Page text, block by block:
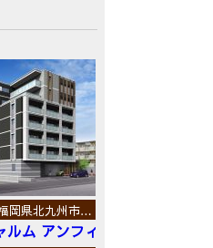
岡県北九州市…
ム アンフィニ